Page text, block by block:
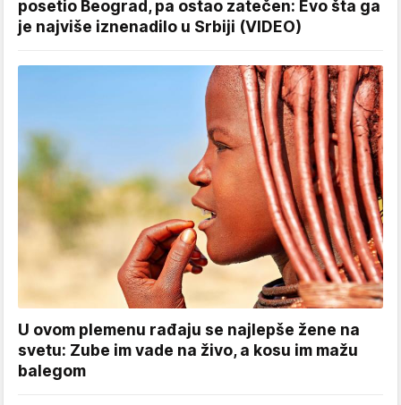
posetio Beograd, pa ostao zatečen: Evo šta ga
je najviše iznenadilo u Srbiji (VIDEO)
U ovom plemenu rađaju se najlepše žene na
svetu: Zube im vade na živo, a kosu im mažu
balegom